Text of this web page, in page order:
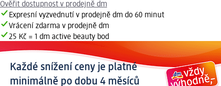
Ověřit dostupnost v prodejně dm
Expresní vyzvednutí v prodejně dm do 60 minut
Vrácení zdarma v prodejně dm
25 Kč = 1 dm active beauty bod
Každé snížení ceny je platné
minimálně po dobu 4 měsíců